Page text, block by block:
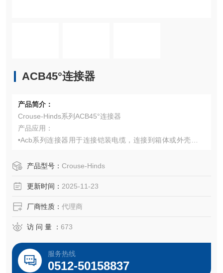
ACB45°连接器
产品简介：
Crouse-Hinds系列ACB45°连接器
产品应用：
•Acb系列连接器用于连接铠装电缆，连接到箱体或外壳的金
产品型号： Crouse-Hinds
更新时间： 2025-11-23
厂商性质： 代理商
访 问 量 ： 673
服务热线
0512-50158837